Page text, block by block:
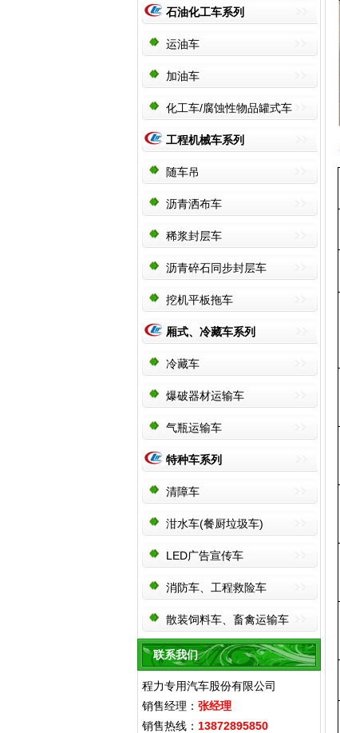
石油化工车系列
运油车
加油车
化工车/腐蚀性物品罐式车
工程机械车系列
随车吊
沥青洒布车
稀浆封层车
沥青碎石同步封层车
挖机平板拖车
厢式、冷藏车系列
冷藏车
爆破器材运输车
气瓶运输车
特种车系列
清障车
泔水车(餐厨垃圾车)
LED广告宣传车
消防车、工程救险车
散装饲料车、畜禽运输车
联系我们
程力专用汽车股份有限公司
销售经理： 张经理
销售热线： 13872895850